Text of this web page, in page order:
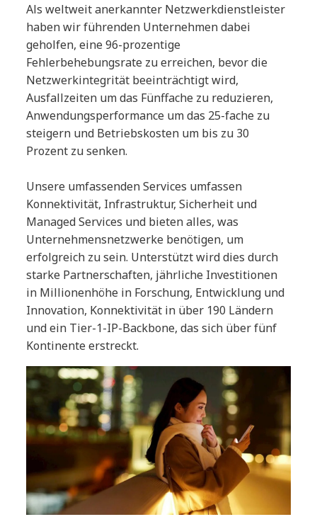
Als weltweit anerkannter Netzwerkdienstleister
haben wir führenden Unternehmen dabei
geholfen, eine 96-prozentige
Fehlerbehebungsrate zu erreichen, bevor die
Netzwerkintegrität beeinträchtigt wird,
Ausfallzeiten um das Fünffache zu reduzieren,
Anwendungsperformance um das 25-fache zu
steigern und Betriebskosten um bis zu 30
Prozent zu senken.
Unsere umfassenden Services umfassen
Konnektivität, Infrastruktur, Sicherheit und
Managed Services und bieten alles, was
Unternehmensnetzwerke benötigen, um
erfolgreich zu sein. Unterstützt wird dies durch
starke Partnerschaften, jährliche Investitionen
in Millionenhöhe in Forschung, Entwicklung und
Innovation, Konnektivität in über 190 Ländern
und ein Tier-1-IP-Backbone, das sich über fünf
Kontinente erstreckt.